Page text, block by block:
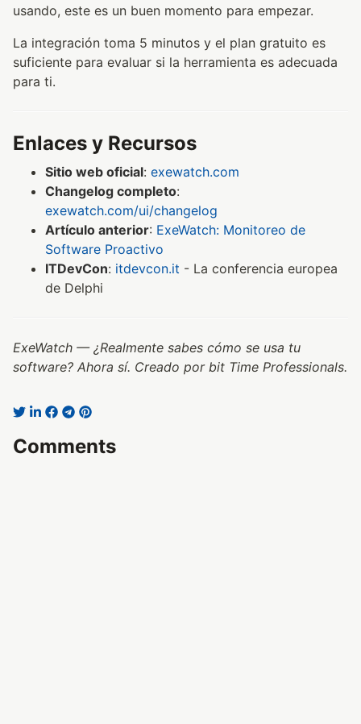
usando, este es un buen momento para empezar.
La integración toma 5 minutos y el plan gratuito es
suficiente para evaluar si la herramienta es adecuada
para ti.
Enlaces y Recursos
Sitio web oficial: exewatch.com
Changelog completo:
exewatch.com/ui/changelog
Artículo anterior: ExeWatch: Monitoreo de
Software Proactivo
ITDevCon: itdevcon.it - La conferencia europea
de Delphi
ExeWatch — ¿Realmente sabes cómo se usa tu
software? Ahora sí. Creado por bit Time Professionals.
Comments